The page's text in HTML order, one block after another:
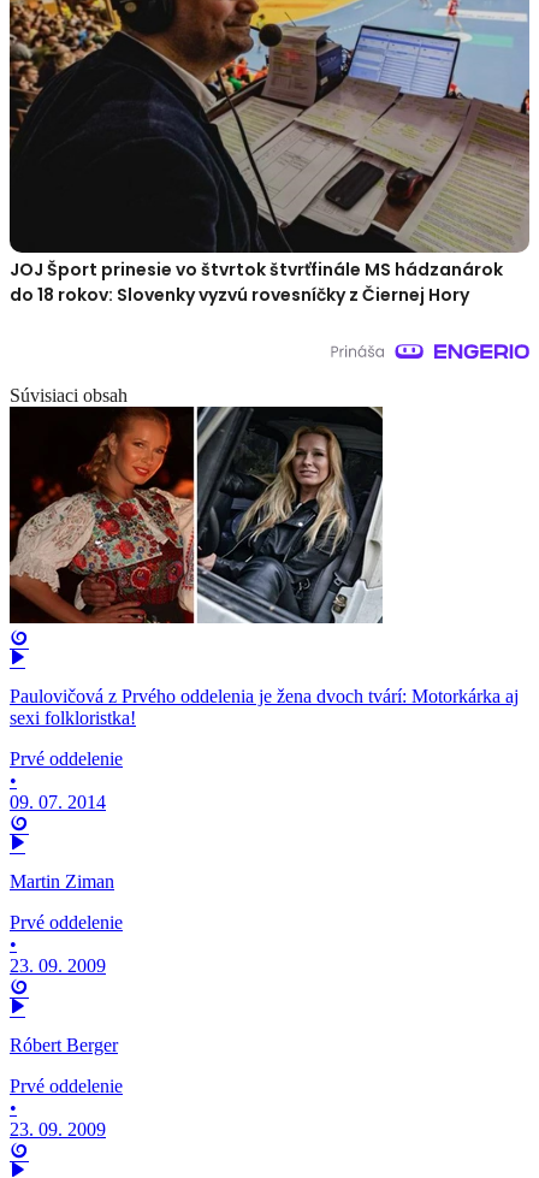
JOJ Šport prinesie vo štvrtok štvrťfinále MS hádzanárok
do 18 rokov: Slovenky vyzvú rovesníčky z Čiernej Hory
Súvisiaci obsah
Paulovičová z Prvého oddelenia je žena dvoch tvárí: Motorkárka aj
sexi folkloristka!
Prvé oddelenie
•
09. 07. 2014
Martin Ziman
Prvé oddelenie
•
23. 09. 2009
Róbert Berger
Prvé oddelenie
•
23. 09. 2009